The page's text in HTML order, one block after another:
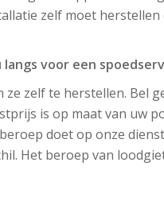
zelf moet
voor een
zelf te herstellen. Bel
is op maat van uw
doet op onze
Het beroep van